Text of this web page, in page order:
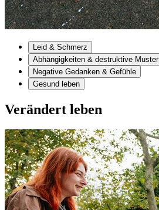
Leid & Schmerz
Abhängigkeiten & destruktive Muster
Negative Gedanken & Gefühle
Gesund leben
Verändert leben